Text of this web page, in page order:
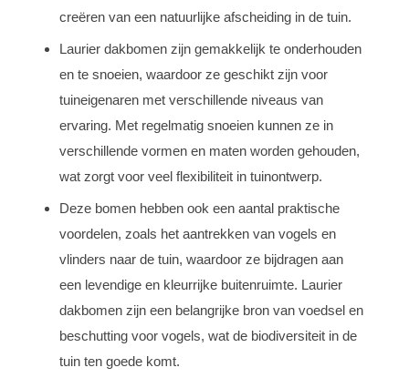
creëren van een natuurlijke afscheiding in de tuin.
Laurier dakbomen zijn gemakkelijk te onderhouden
en te snoeien, waardoor ze geschikt zijn voor
tuineigenaren met verschillende niveaus van
ervaring. Met regelmatig snoeien kunnen ze in
verschillende vormen en maten worden gehouden,
wat zorgt voor veel flexibiliteit in tuinontwerp.
Deze bomen hebben ook een aantal praktische
voordelen, zoals het aantrekken van vogels en
vlinders naar de tuin, waardoor ze bijdragen aan
een levendige en kleurrijke buitenruimte. Laurier
dakbomen zijn een belangrijke bron van voedsel en
beschutting voor vogels, wat de biodiversiteit in de
tuin ten goede komt.